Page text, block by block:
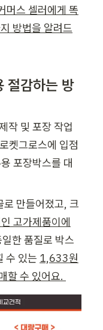
머스 셀러에게 똑
방법을 알려드
감하는 방
작 및 포장 작업
켓그로스에 입점
포장박스를 대
만들어졌고, 크
고가제품이에
한 품질로 박스
수 있는 1,633원
할 수 있어요.